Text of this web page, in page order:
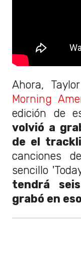
Ahora,
Morning
edición de
volvió a
de el
canciones
sencillo
tendrá
grabó en